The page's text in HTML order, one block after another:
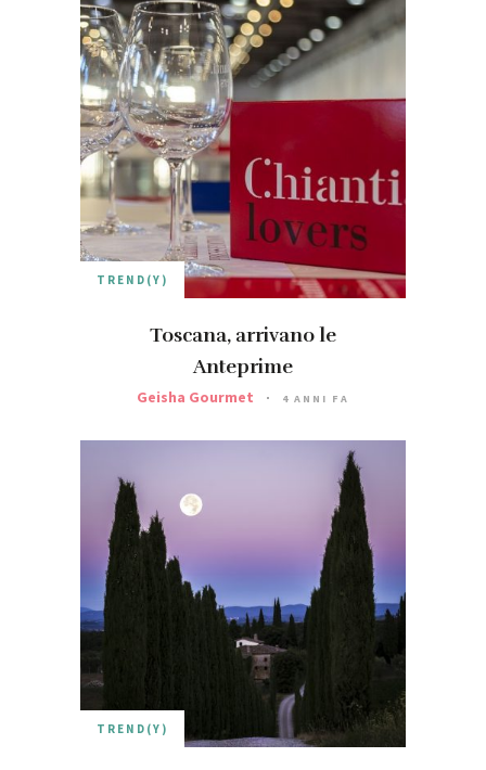
TREND(Y)
Toscana, arrivano le
Anteprime
Geisha Gourmet 4 ANNI FA
TREND(Y)